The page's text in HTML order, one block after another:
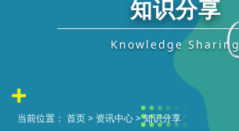
知识分享
Knowledge Sharing
当前位置：首页> 资讯中心>知识分享